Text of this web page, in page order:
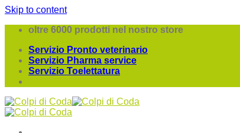
Skip to content
oltre 6000 prodotti nel nostro store
Servizio Pronto veterinario
Servizio Pharma service
Servizio Toelettatura